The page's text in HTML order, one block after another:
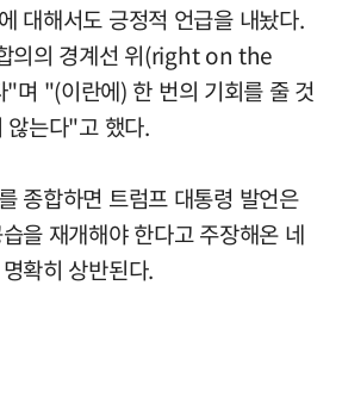
대해서도 긍정적 언급을 내놨다.
의의 경계선 위(right on the
"(이란에) 한 번의 기회를 줄 것
않는다"고 했다.
종합하면 트럼프 대통령 발언은
을 재개해야 한다고 주장해온 네
확히 상반된다.